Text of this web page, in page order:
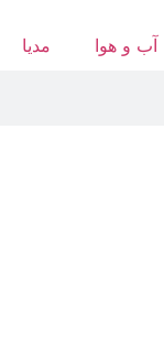
آب‌ و هوا مدیا